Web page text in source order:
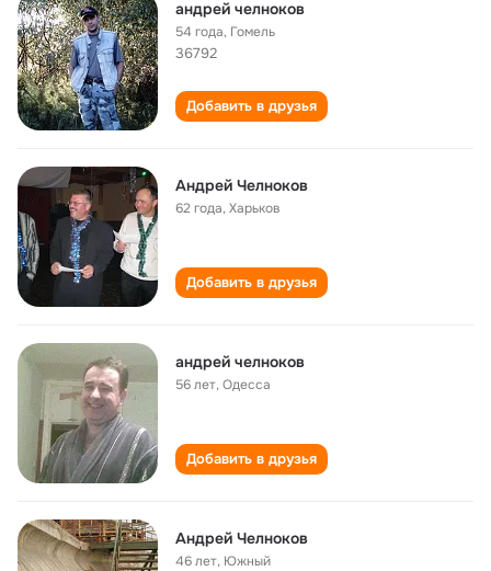
андрей челноков
54 года, Гомель
36792
Добавить в друзья
Андрей Челноков
62 года,Харьков
Добавить в друзья
андрей челноков
56 лет,Одесса
Добавить в друзья
Андрей Челноков
46 лет, Южный